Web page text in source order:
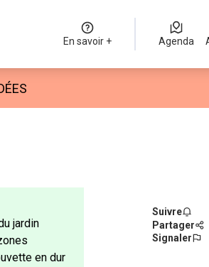
En savoir + Agenda
jardin
en dur
Suivre
Partager
Signaler